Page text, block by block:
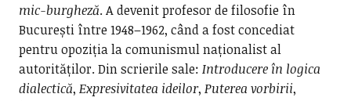
mic-burgheză. A devenit profesor de filosofie în
București între 1948–1962, când a fost concediat
pentru opoziția la comunismul naționalist al
autorităților. Din scrierile sale: Introducere în logica
dialectică, Expresivitatea ideilor, Puterea vorbirii,